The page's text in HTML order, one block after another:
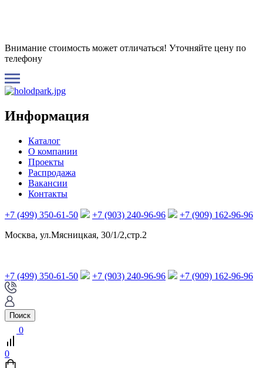
Внимание стоимость может отличаться! Уточняйте цену по
телефону
Информация
Каталог
О компании
Проекты
Распродажа
Вакансии
Контакты
+7 (499) 350-61-50 +7 (903) 240-96-96
+7 (909) 162-96-96
Москва, ул.Мясницкая, 30/1/2,стр.2
+7 (499) 350-61-50 +7 (903) 240-96-96 +7 (909) 162-96-96
Поиск
0
0